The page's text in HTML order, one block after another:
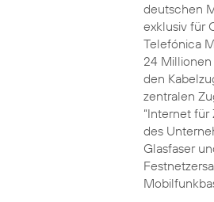
deutschen
exklusiv für
Telefónica
24 Millionen
den
zentralen
“Internet für
des
Glasfaser